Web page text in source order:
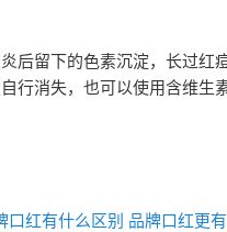
后留下的色素沉淀，长过红
行消失，也可以使用含维生
口红有什么区别 品牌口红更